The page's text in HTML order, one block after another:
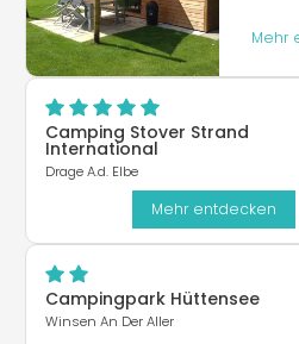
Mehr
Camping Stover Strand
International
Drage A.d. Elbe
Mehr entdecken
Campingpark Hüttensee
Winsen An Der Aller